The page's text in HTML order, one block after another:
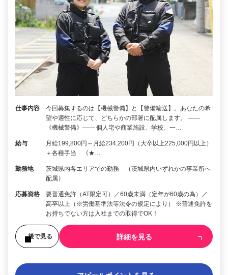
仕事内容
今回募集するのは【機械警備】と【警備輸送】。あなたの希
望や適性に応じて、どちらかの部署に配属します。 ――
《機械警備》―― 個人宅や商業施設、学校、一…
給与
月給199,800円～月給234,200円（大卒以上225,000円以上）
＋各種手当 《★…
勤務地
茨城県内各エリアでの勤務 （茨城県内いずれかの事業所へ
配属）
応募資格
要普通免許（AT限定可）／60歳未満（定年が60歳の為）／
高卒以上（※労働基準法等法令の規定により） ※普通免許を
お持ちでない方は入社までの取得でOK！
後で見る 詳細を見る